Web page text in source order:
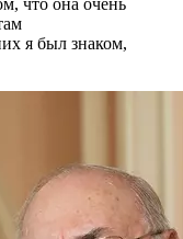
я был знаком,